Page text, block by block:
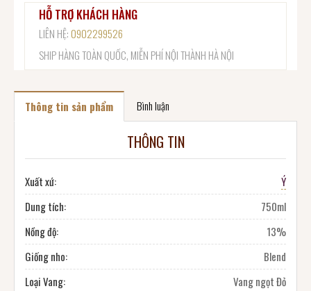
HỖ TRỢ KHÁCH HÀNG
LIÊN HỆ:0902299526
SHIP HÀNG TOÀN QUỐC, MIỄN PHÍ NỘI THÀNH HÀ NỘI
Thông tin sản phẩm Bình luận
THÔNG TIN
Xuất xứ:
Ý
Dung tích:
750ml
Nồng độ:
13%
Giống nho:
Blend
Loại Vang:
Vang ngọt Đỏ